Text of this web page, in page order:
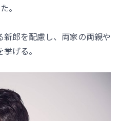
。
郎を配慮し、両家の両親や
げる。